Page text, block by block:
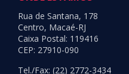
Rua de Santana, 178
Centro, Macaé-RJ
Caixa Postal: 119416
CEP: 27910-090
Tel./Fax: (22) 2772-3434